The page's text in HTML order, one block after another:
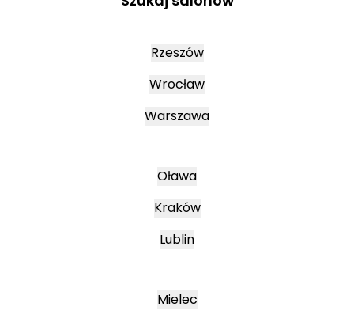
Rzeszów
Wrocław
Warszawa
Oława
Kraków
Lublin
Mielec